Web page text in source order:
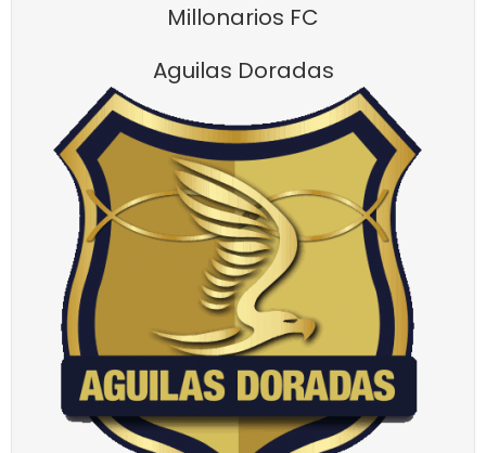
Millonarios FC
Aguilas Doradas